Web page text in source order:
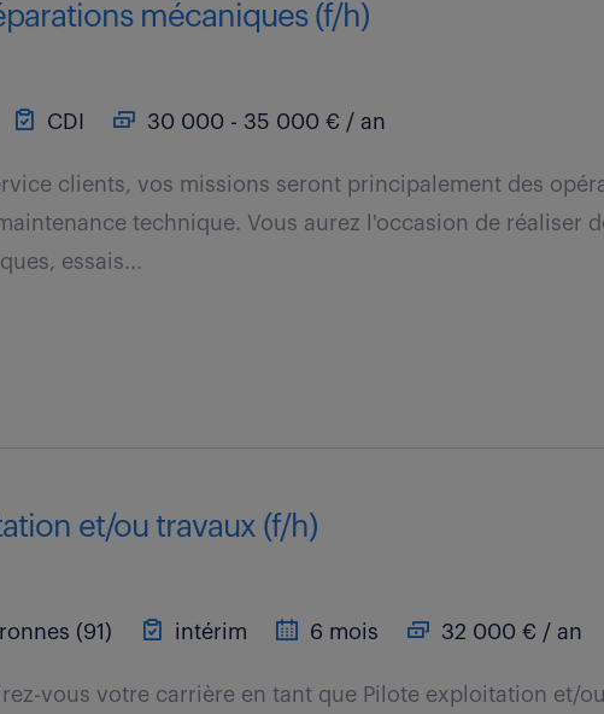
mécaniques (f/h)
CDI 30 000 - 35 000 € / an
clients, vos missions seront principalement des
technique. Vous aurez l'occasion de réaliser
essais...
et/ou travaux (f/h)
(91) intérim 6 mois 32 000 € / an
vous votre carrière en tant que Pilote exploitation et/